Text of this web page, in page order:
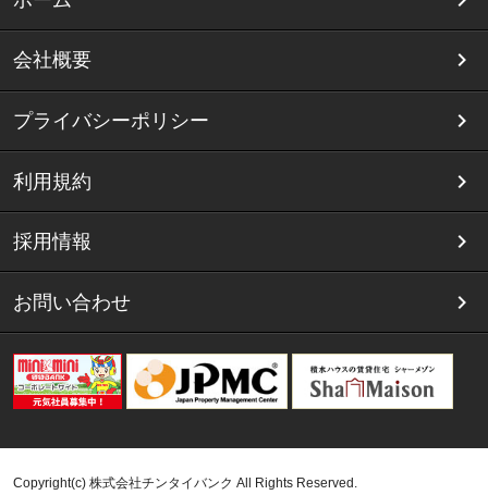
会社概要
プライバシーポリシー
利用規約
採用情報
お問い合わせ
Copyright(c) 株式会社チンタイバンク All Rights Reserved.